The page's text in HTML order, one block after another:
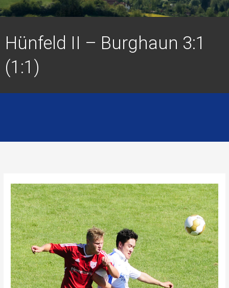
Hünfeld II – Burghaun 3:1
(1:1)